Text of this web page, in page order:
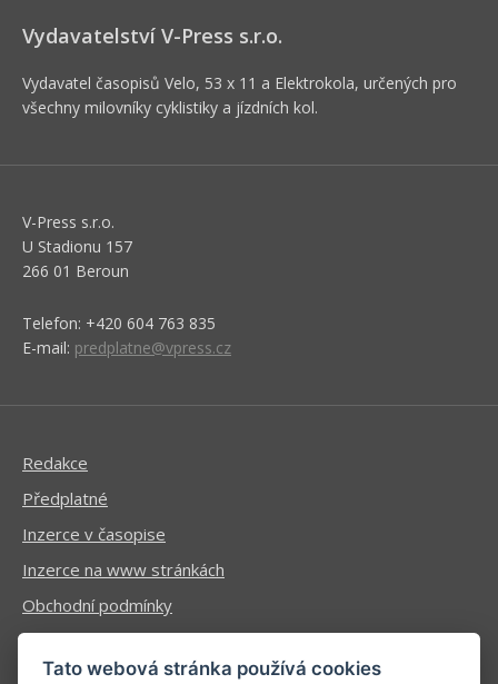
Vydavatelství V-Press s.r.o.
Vydavatel časopisů Velo, 53 x 11 a Elektrokola, určených pro
všechny milovníky cyklistiky a jízdních kol.
V-Press s.r.o.
U Stadionu 157
266 01 Beroun
Telefon: +420 604 763 835
E-mail: predplatne@vpress.cz
Redakce
Předplatné
Inzerce v časopise
Inzerce na www stránkách
Obchodní podmínky
Ochrana osobních údajů
Tato webová stránka používá cookies